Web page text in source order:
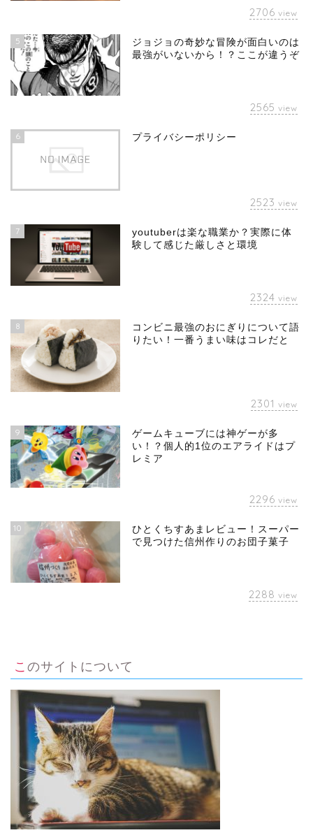
2706 view
5
ジョジョの奇妙な冒険が面白いのは
最強がいないから！？ここが違うぞ
2565 view
6 プライバシーポリシー
2523 view
7
youtuberは楽な職業か？実際に体
験して感じた厳しさと環境
2324 view
8
コンビニ最強のおにぎりについて語
りたい！一番うまい味はコレだと
2301 view
9
ゲームキューブには神ゲーが多
い！？個人的1位のエアライドはプ
レミア
2296 view
10
ひとくちすあまレビュー！スーパー
で見つけた信州作りのお団子菓子
2288 view
このサイトについて